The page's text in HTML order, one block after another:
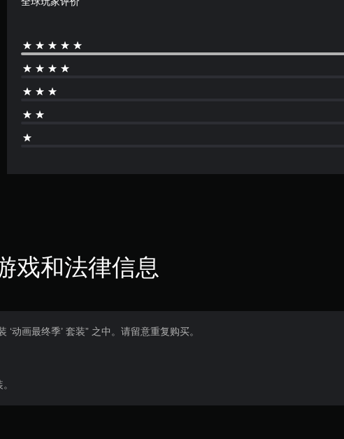
戏和法律信息
动画最终季’ 套装” 之中。请留意重复购买。